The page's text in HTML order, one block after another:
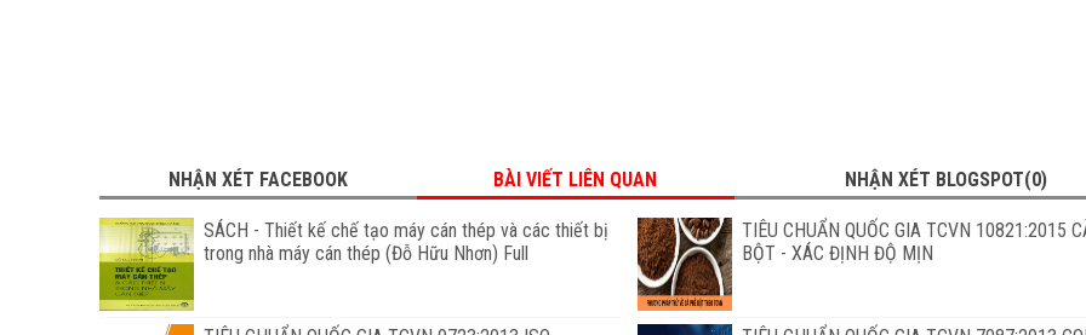
NHẬN XÉT FACEBOOK BÀI VIẾT LIÊN QUAN NHẬN XÉT BLOGSPOT(0)
SÁCH - Thiết kế chế tạo máy cán thép và các thiết bị
trong nhà máy cán thép (Đỗ Hữu Nhơn) Full
TIÊU CHUẨN QUỐC GIA TCVN 10821:2015
BỘT - XÁC ĐỊNH ĐỘ MỊN